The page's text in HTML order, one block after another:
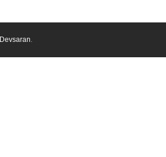
Devsaran.